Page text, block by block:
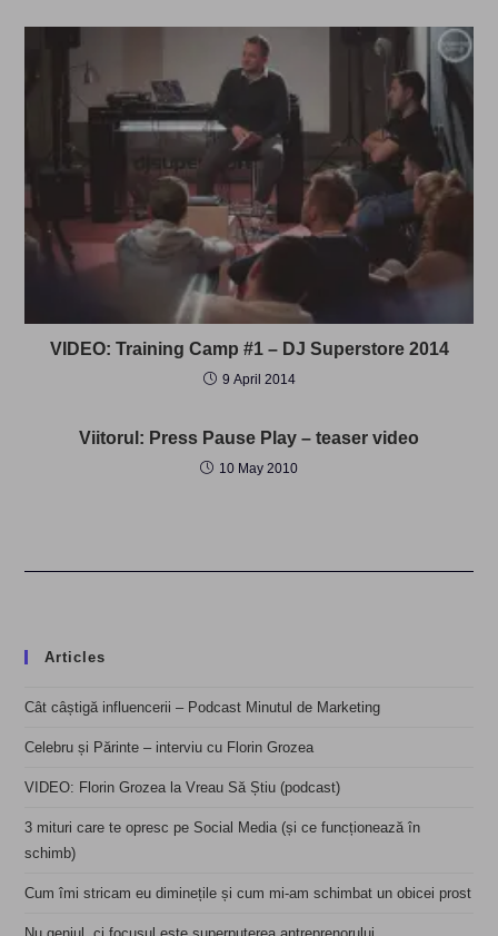
VIDEO: Training Camp #1 – DJ Superstore 2014
9 April 2014
Viitorul: Press Pause Play – teaser video
10 May 2010
Articles
Cât câștigă influencerii – Podcast Minutul de Marketing
Celebru și Părinte – interviu cu Florin Grozea
VIDEO: Florin Grozea la Vreau Să Știu (podcast)
3 mituri care te opresc pe Social Media (și ce funcționează în
schimb)
Cum îmi stricam eu diminețile și cum mi-am schimbat un obicei prost